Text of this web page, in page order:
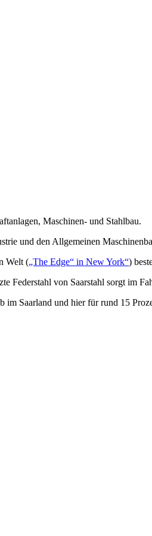
Maschinen- und Stahlbau.
und den Allgemeinen
Welt („The Edge“ in New York“)
Federstahl von Saarstahl sorgt im
Saarland und hier für rund 15